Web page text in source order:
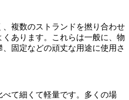
、複数のストランドを撚り合わせ
あります。これらは一般に、物
固定などの頑丈な用途に使用さ
て細くて軽量です。多くの場